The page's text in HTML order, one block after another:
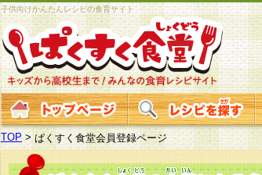
子供向けかんたんレシピの食育サイト
TOP >ぱくすく食堂会員登録ページ